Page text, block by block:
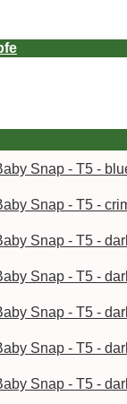
Snap - T5 -
Snap - T5 -
Snap - T5 -
Snap - T5 -
Snap - T5 -
Snap - T5 -
Snap - T5 -